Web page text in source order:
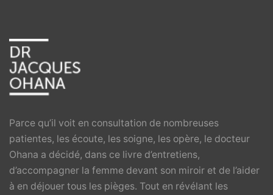
Parce qu’il voit en consultation de nombreuses
patientes, les écoute, les soigne, les opère, le docteur
Ohana a décidé, dans ce livre d’entretiens,
d’accompagner la femme devant son miroir et de l’aider
à en déjouer tous les pièges. Tout en révélant les